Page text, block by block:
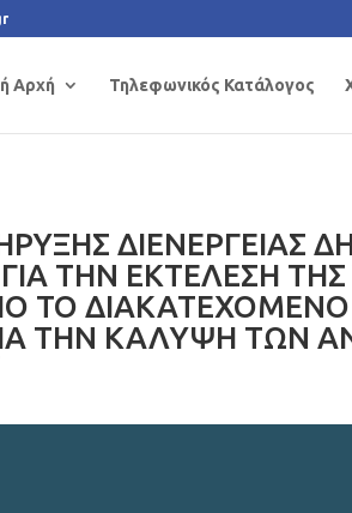
Αρχή Τηλεφωνικός Κατάλογος
ΔΙΕΝΕΡΓΕΙΑΣ
ΤΗΝ ΕΚΤΕΛΕΣΗ ΤΗΣ
ΤΟ
ΤΗΝ ΚΑΛΥΨΗ ΤΩΝ